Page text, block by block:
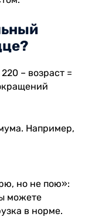
– возраст =
Например,
но не пою»:
можете
в норме.